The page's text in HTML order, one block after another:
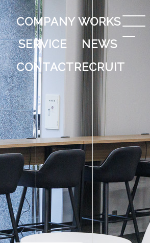
COMPANYWORKS
SERVICE
NEWS
CONTACTRECRUIT